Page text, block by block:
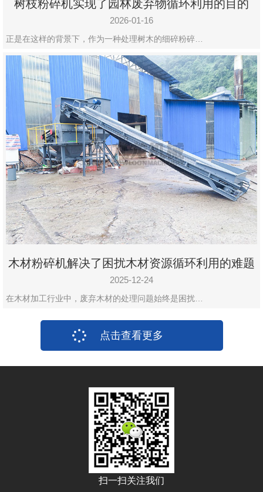
树枝粉碎机实现了园林废弃物循环利用的目的
2026-01-16
正是在这样的背景下，作为一种处理树木的细碎粉碎…
木材粉碎机解决了困扰木材资源循环利用的难题
2025-12-24
在木材加工行业中，废弃木材的处理问题始终是困扰…
点击查看更多
扫一扫关注我们